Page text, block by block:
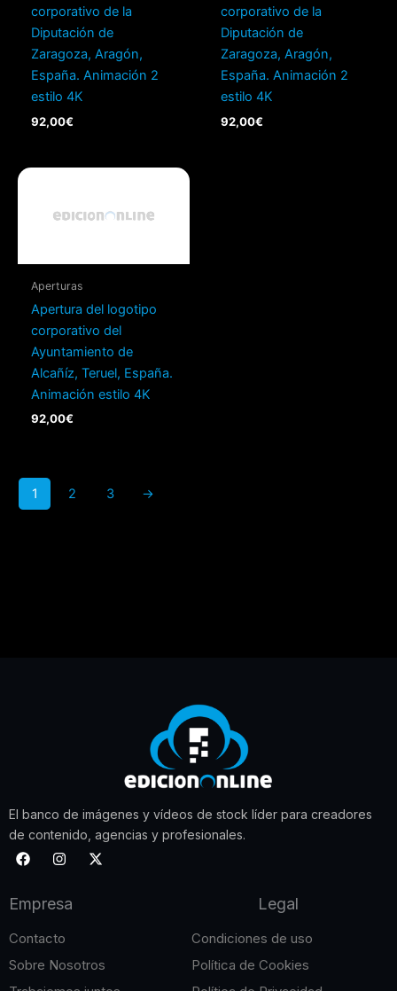
corporativo de la
Diputación de
Zaragoza, Aragón,
España. Animación 2
estilo 4K
92,00€
corporativo de la
Diputación de
Zaragoza, Aragón,
España. Animación 2
estilo 4K
92,00€
Aperturas
Apertura del logotipo
corporativo del
Ayuntamiento de
Alcañíz, Teruel, España.
Animación estilo 4K
92,00€
1 2 3 →
El banco de imágenes y vídeos de stock líder para creadores
de contenido, agencias y profesionales.
F
a
b
o
I
n
a
r
m
X
-
r
Empresa
Contacto
Sobre Nosotros
Legal
Condiciones de uso
Política de Cookies